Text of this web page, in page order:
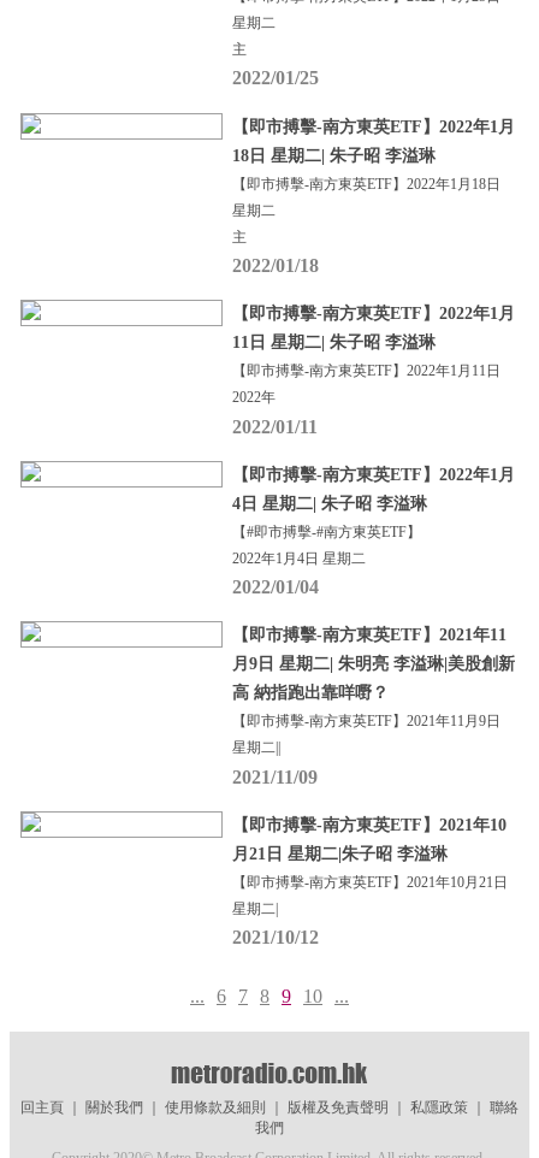
星期二
主
2022/01/25
【即市搏擊-南方東英ETF】2022年1月
18日 星期二| 朱子昭 李溢琳
【即市搏擊-南方東英ETF】2022年1月18日
星期二
主
2022/01/18
【即市搏擊-南方東英ETF】2022年1月
11日 星期二| 朱子昭 李溢琳
【即市搏擊-南方東英ETF】2022年1月11日
2022年
2022/01/11
【即市搏擊-南方東英ETF】2022年1月
4日 星期二| 朱子昭 李溢琳
【#即市搏擊-#南方東英ETF】
2022年1月4日 星期二
2022/01/04
【即市搏擊-南方東英ETF】2021年11
月9日 星期二| 朱明亮 李溢琳|美股創新
高 納指跑出靠咩嘢？
【即市搏擊-南方東英ETF】2021年11月9日
星期二||
2021/11/09
【即市搏擊-南方東英ETF】2021年10
月21日 星期二|朱子昭 李溢琳
【即市搏擊-南方東英ETF】2021年10月21日
星期二|
2021/10/12
... 6 7 8 9 10 ...
回主頁｜ 關於我們 使用條款及細則 版權及免責聲明 私隱政策｜ 聯絡
我們